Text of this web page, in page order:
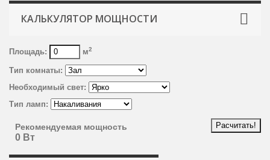
КАЛЬКУЛЯТОР МОЩНОСТИ
Площадь: м2
Тип комнаты:
Необходимый свет:
Тип ламп:
Рекомендуемая мощность
0 Вт